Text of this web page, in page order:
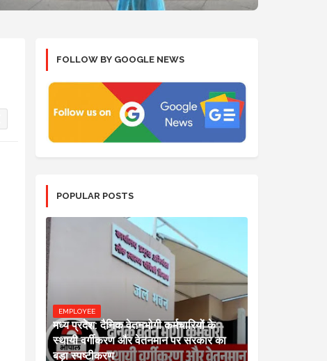
FOLLOW BY GOOGLE NEWS
POPULAR POSTS
EMPLOYEE
मध्य प्रदेश: दैनिक वेतनभोगी कर्मचारियों के
स्थायी वर्गीकरण और वेतनमान पर सरकार का
बड़ा स्पष्टीकरण